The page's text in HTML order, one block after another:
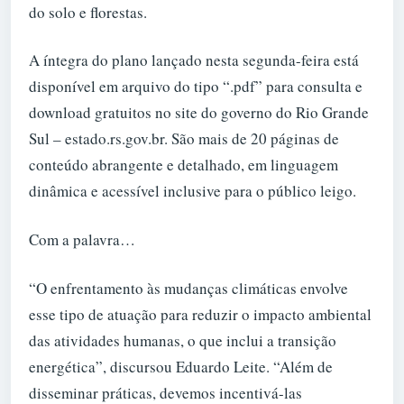
do solo e florestas.
A íntegra do plano lançado nesta segunda-feira está
disponível em arquivo do tipo “.pdf” para consulta e
download gratuitos no site do governo do Rio Grande
Sul – estado.rs.gov.br. São mais de 20 páginas de
conteúdo abrangente e detalhado, em linguagem
dinâmica e acessível inclusive para o público leigo.
Com a palavra…
“O enfrentamento às mudanças climáticas envolve
esse tipo de atuação para reduzir o impacto ambiental
das atividades humanas, o que inclui a transição
energética”, discursou Eduardo Leite. “Além de
disseminar práticas, devemos incentivá-las